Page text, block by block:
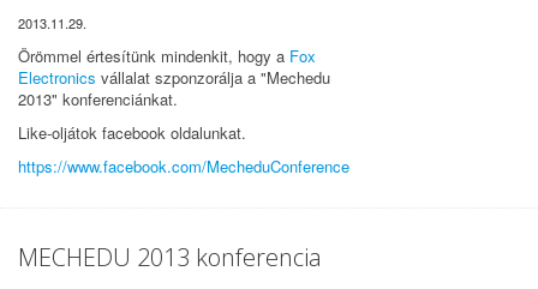
2013.11.29.
Örömmel értesítünk mindenkit, hogy a Fox
Electronics vállalat szponzorálja a "Mechedu
2013" konferenciánkat.
Like-oljátok facebook oldalunkat.
https://www.facebook.com/MecheduConference
MECHEDU 2013 konferencia